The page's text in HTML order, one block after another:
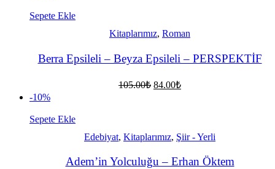
Sepete Ekle
Kitaplarımız, Roman
Berra Epsileli – Beyza Epsileli – PERSPEKTİF
105.00₺ Orijinal
84.00₺Şu
-10%
Sepete Ekle
Edebiyat, Kitaplarımız, Şiir - Yerli
Adem’in Yolculuğu – Erhan Öktem